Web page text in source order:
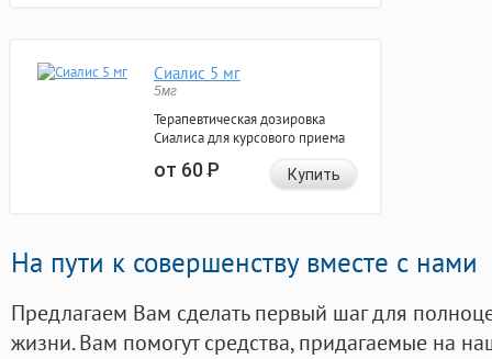
Сиалис 5 мг
5мг
Терапевтическая дозировка
Сиалиса для курсового приема
от 60Р Купить
На пути к совершенству вместе с нами
Предлагаем Вам сделать первый шаг для
жизни. Вам помогут средства, придагаемые на